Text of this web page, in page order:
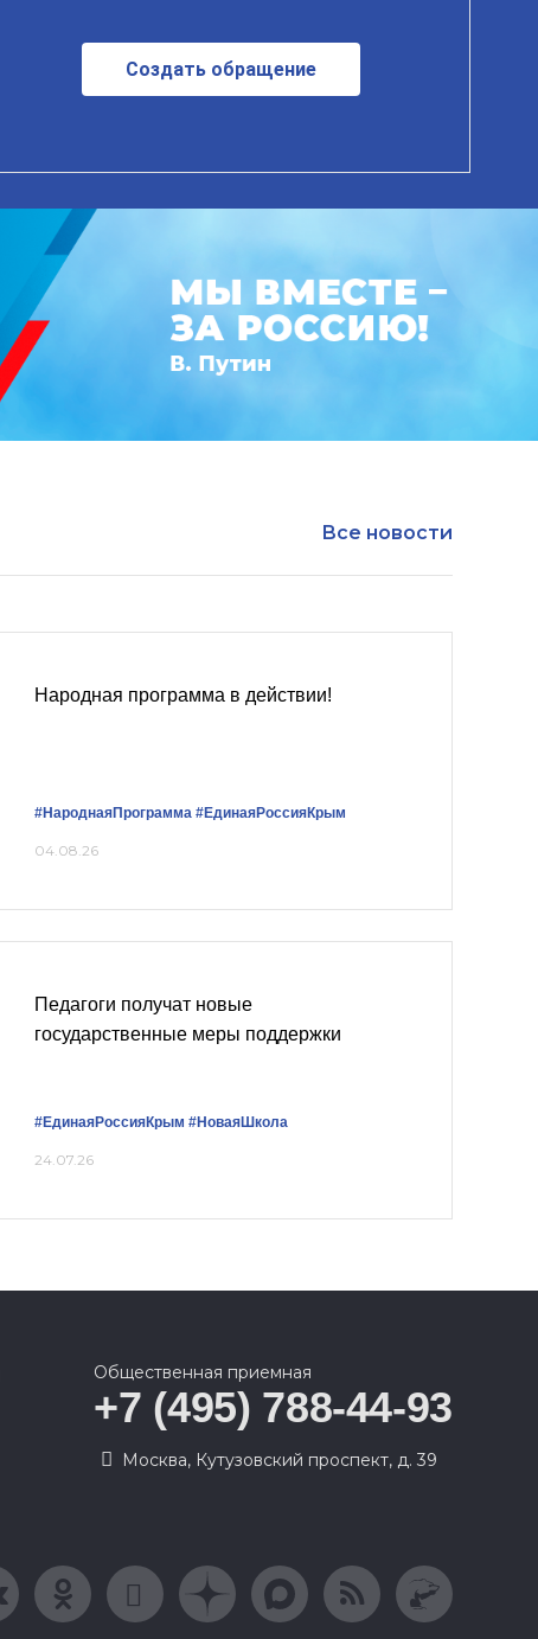
Создать обращение
Все новости
Народная программа в действии!
#НароднаяПрограмма #ЕдинаяРоссияКрым
04.08.26
Педагоги получат новые
государственные меры поддержки
#ЕдинаяРоссияКрым #НоваяШкола
24.07.26
Общественная приемная
+7 (495) 788-44-93
Москва, Кутузовский проспект, д. 39